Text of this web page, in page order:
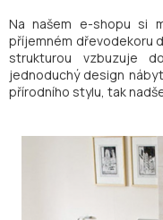
Na našem e-shopu si
příjemném dřevodekoru
strukturou vzbuzuje
jednoduchý design
přírodního stylu, tak